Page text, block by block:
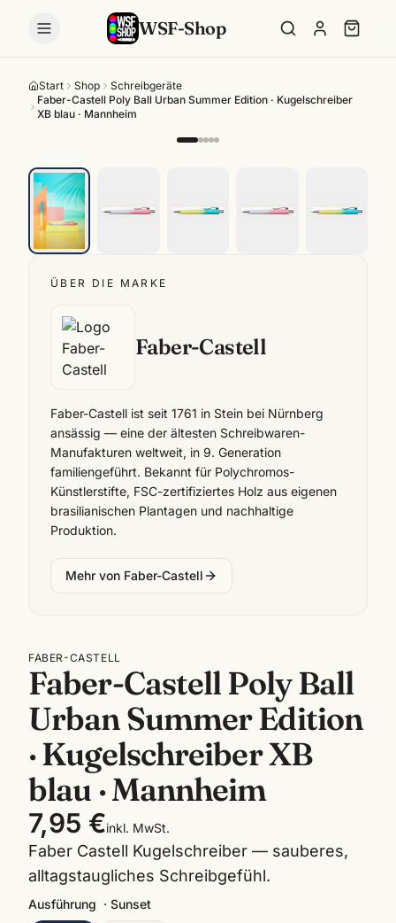
WSF-Shop
Start Shop
Schreibgeräte
Faber-Castell Poly Ball Urban Summer Edition · Kugelschreiber
XB blau · Mannheim
ÜBER DIE MARKE
Faber-Castell
Faber-Castell ist seit 1761 in Stein bei Nürnberg
ansässig — eine der ältesten Schreibwaren-
Manufakturen weltweit, in 9. Generation
familiengeführt. Bekannt für Polychromos-
Künstlerstifte, FSC-zertifiziertes Holz aus eigenen
brasilianischen Plantagen und nachhaltige
Produktion.
Mehr von Faber-Castell
FABER-CASTELL
Faber-Castell Poly Ball
Urban Summer Edition
· Kugelschreiber XB
blau · Mannheim
7,95 €inkl. MwSt.
Faber Castell Kugelschreiber — sauberes,
alltagstaugliches Schreibgefühl.
Ausführung · Sunset